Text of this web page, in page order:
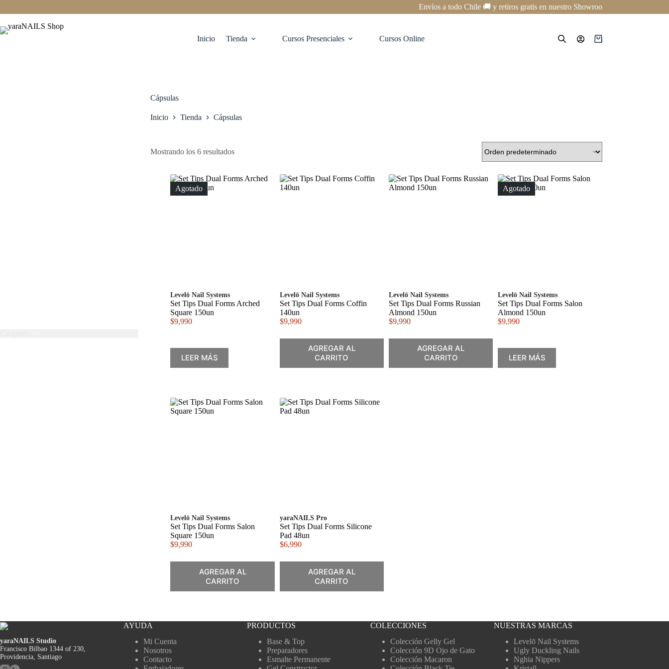
al
contenido
Envíos a todo Chile 🚚 y retiros gratis en nuestro Showroom en Providencia ✨ |
Inicio Tienda Cursos Presenciales Cursos Online
Carro
Cápsulas
Inicio Tienda Cápsulas
Mostrando los 6 resultados
Agotado
Levelō Nail Systems
Set Tips Dual Forms Arched
Square 150un
$9,990
LEER MÁS
Levelō Nail Systems
Set Tips Dual Forms Coffin
140un
$9,990
AGREGAR AL
CARRITO
Levelō Nail Systems
Set Tips Dual Forms Russian
Almond 150un
$9,990
AGREGAR AL
CARRITO
Agotado
Levelō Nail Systems
Set Tips Dual Forms Salon
Almond 150un
$9,990
LEER MÁS
Levelō Nail Systems
Set Tips Dual Forms Salon
Square 150un
$9,990
AGREGAR AL
CARRITO
yaraNAILS Pro
Set Tips Dual Forms Silicone
Pad 48un
$6,990
AGREGAR AL
CARRITO
yaraNAILS Studio
Francisco Bilbao 1344 of 230,
Providencia, Santiago
AYUDA
Mi Cuenta
Nosotros
Contacto
PRODUCTOS
Base & Top
Preparadores
Esmalte Permanente
COLECCIONES
Colección Gelly Gel
Colección 9D Ojo de Gato
Colección Macaron
NUESTRAS MARCAS
Levelō Nail Systems
Ugly Duckling Nails
Nghia Nippers